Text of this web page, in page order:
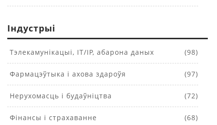
Індустрыі
Тэлекамунікацыі, IT/IP, абарона даных (98)
Фармацэўтыка і ахова здароўя (97)
Нерухомасць і будаўніцтва (72)
Фінансы і страхаванне (68)